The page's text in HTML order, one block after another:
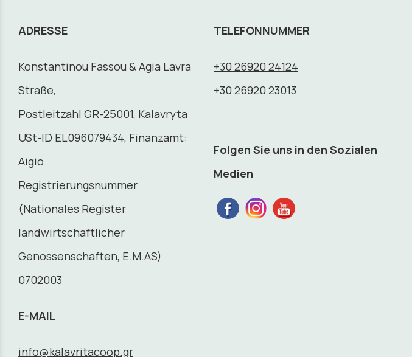
ADRESSE
Konstantinou Fassou & Agia Lavra
Straße,
Postleitzahl GR-25001, Kalavryta
USt-ID EL096079434, Finanzamt:
Aigio
Registrierungsnummer
(Nationales Register
landwirtschaftlicher
Genossenschaften, E.M.AS)
0702003
E-MAIL
info@kalavritacoop.gr
TELEFONNUMMER
+30 26920 24124
+30 26920 23013
Folgen Sie uns in den Sozialen
Medien